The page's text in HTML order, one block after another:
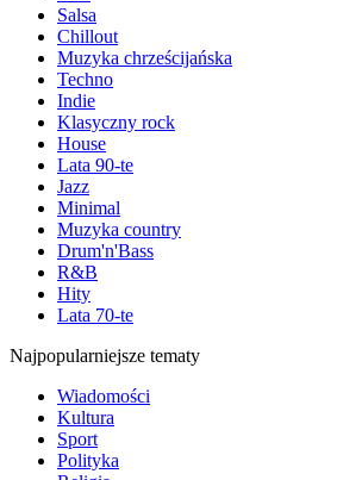
Salsa
Chillout
Muzyka chrześcijańska
Techno
Indie
Klasyczny rock
House
Lata 90-te
Jazz
Minimal
Muzyka country
Drum'n'Bass
R&B
Hity
Lata 70-te
Najpopularniejsze tematy
Wiadomości
Kultura
Sport
Polityka